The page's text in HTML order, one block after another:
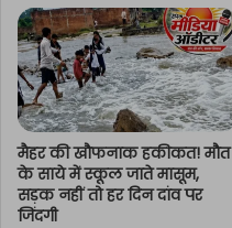
मैहर की खौफनाक हकीकत! मौत
के साये में स्कूल जाते मासूम,
सड़क नहीं तो हर दिन दांव पर
जिंदगी